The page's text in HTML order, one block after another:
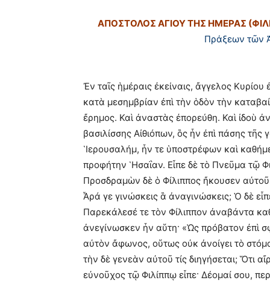
ΑΠΟΣΤΟΛΟΣ ΑΓΙΟΥ ΤΗΣ ΗΜΕΡΑΣ
Πράξεων τῶν
Ἐν ταῖς ἡμέραις ἐκείναις, ἄγγελος
κατὰ μεσημβρίαν ἐπὶ τὴν ὁδὸν τὴν
ἔρημος. Καὶ ἀναστὰς ἐπορεύθη. Καὶ ἰδοὺ
βασιλίσσης Αἰθιόπων, ὃς ἦν ἐπὶ πάσης
῾Ιερουσαλήμ, ἦν τε ὑποστρέφων καὶ
προφήτην ῾Ησαΐαν. Εἶπε δὲ τὸ Πνεῦμα τῷ
Προσδραμὼν δὲ ὁ Φίλιππος ἤκουσεν
Ἆρά γε γινώσκεις ἃ ἀναγινώσκεις; Ὁ δὲ
Παρεκάλεσέ τε τὸν Φίλιππον ἀναβάντα
ἀνεγίνωσκεν ἦν αὕτη· «Ὡς πρόβατον ἐπὶ
αὐτὸν ἄφωνος, οὕτως οὐκ ἀνοίγει τὸ
τὴν δὲ γενεὰν αὐτοῦ τίς διηγήσεται; Ὅτι
εὐνοῦχος τῷ Φιλίππῳ εἶπε· Δέομαί σου,